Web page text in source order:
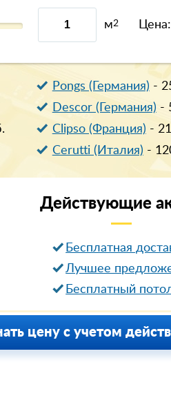
м2 Цена:
Pongs (Германия) -
Descor (Германия) -
Clipso (Франция) -
Cerutti (Италия) -
Действующие
Бесплатная
Лучшее
Бесплатный
цену с учетом